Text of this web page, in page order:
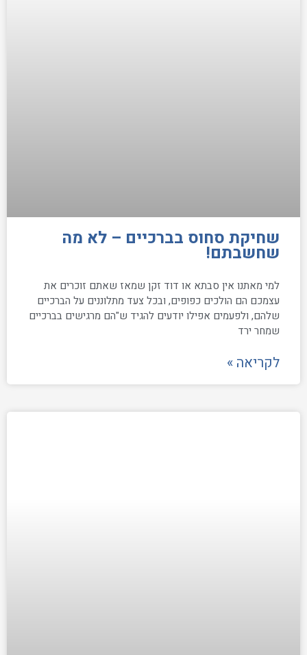
שחיקת סחוס בברכיים – לא מה
שחשבתם!
למי מאתנו אין סבתא או דוד זקן שמאז שאתם זוכרים את
עצמכם הם הולכים כפופים, ובכל צעד מתלוננים על הברכיים
שלהם, ולפעמים אפילו יודעים להגיד ש"הם מרגישים בברכיים
שמחר ירד
לקריאה »